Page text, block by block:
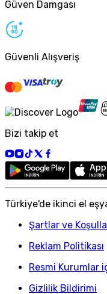
Güven Damgası
Güvenli Alışveriş
Bizi takip et
Türkiye'de ikinci el
Şartlar ve
Reklam Politikası
Resmi Kurumlar
Gizlilik Bildirimi